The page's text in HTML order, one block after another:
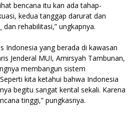
bencana itu kan ada tahap-
kedua tanggap darurat dan
dan rehabilitasi,” ungkapnya.
Indonesia yang berada di kawasan
Jenderal MUI, Amirsyah Tambunan,
membangun sistem
kita ketahui bahwa Indonesia
begitu sangat kental sekali. Karena
tinggi,” pungkasnya.